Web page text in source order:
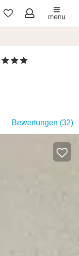
Meine
menu
, 3 Sterne
Bewertungen (32)